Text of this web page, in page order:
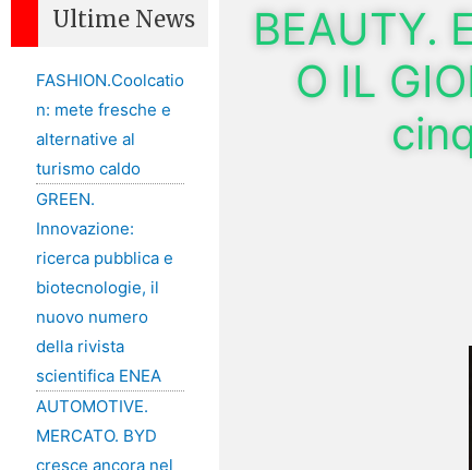
Ultime News
FASHION.Coolcatio
n: mete fresche e
alternative al
turismo caldo
GREEN.
Innovazione:
ricerca pubblica e
biotecnologie, il
nuovo numero
della rivista
scientifica ENEA
AUTOMOTIVE.
MERCATO. BYD
cresce ancora nel
BEAUTY.
O IL